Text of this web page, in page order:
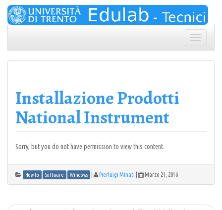
Skip
content
Toggle
Installazione Prodotti
National Instrument
Sorry, but you do not have permission to view this content.
How to Software Windows Pierluigi Minati Marzo 21, 2016